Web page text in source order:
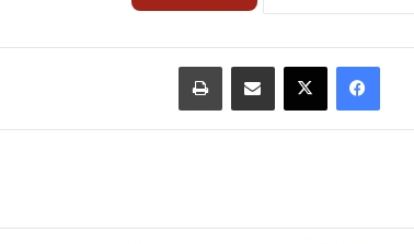
فيسبوك ‫X مشاركة عبر البريد طباعة